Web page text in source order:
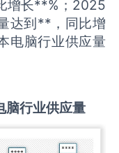
增长**%；2025
达到**，同比增
电脑行业供应量
脑行业供应量